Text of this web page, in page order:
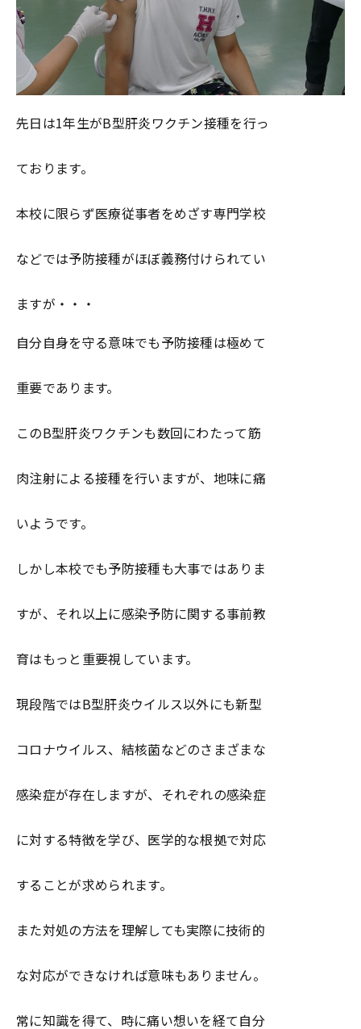
先日は1年生がB型肝炎ワクチン接種を行っ
ております。
本校に限らず医療従事者をめざす専門学校
などでは予防接種がほぼ義務付けられてい
ますが・・・
自分自身を守る意味でも予防接種は極めて
重要であります。
このB型肝炎ワクチンも数回にわたって筋
肉注射による接種を行いますが、地味に痛
いようです。
しかし本校でも予防接種も大事ではありま
すが、それ以上に感染予防に関する事前教
育はもっと重要視しています。
現段階ではB型肝炎ウイルス以外にも新型
コロナウイルス、結核菌などのさまざまな
感染症が存在しますが、それぞれの感染症
に対する特徴を学び、医学的な根拠で対応
することが求められます。
また対処の方法を理解しても実際に技術的
な対応ができなければ意味もありません。
常に知識を得て、時に痛い想いを経て自分